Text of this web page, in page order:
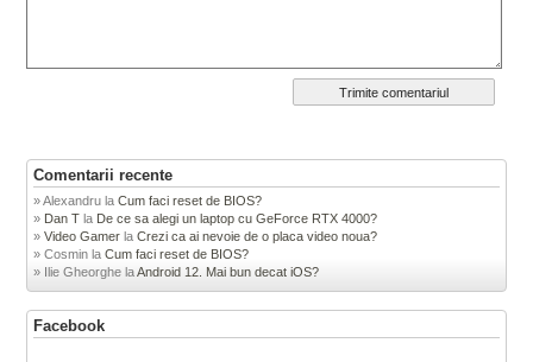
Comentarii recente
Alexandru laCum faci reset de BIOS?
Dan T la De ce sa alegi un laptop cu GeForce RTX 4000?
Video Gamer laCrezi ca ai nevoie de o placa video noua?
Cosmin laCum faci reset de BIOS?
Ilie Gheorghe laAndroid 12. Mai bun decat iOS?
Facebook